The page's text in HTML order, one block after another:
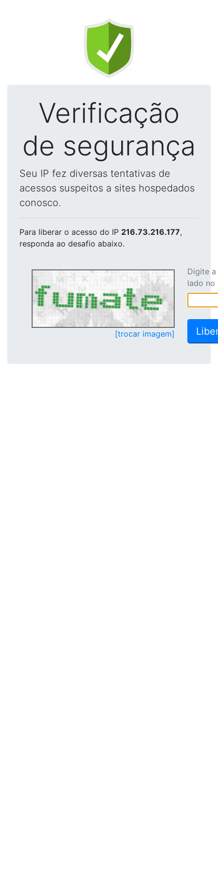
Verificação
de segurança
Seu IP fez diversas tentativas de
acessos suspeitos a sites hospedados
conosco.
Para liberar o acesso do IP 216.73.216.177,
responda ao desafio abaixo.
[trocar imagem]
Digite
lado no